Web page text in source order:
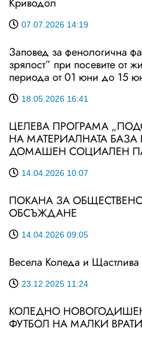
07.07.2026 14:19
Заповед за фенологична
зрялост” при посевите от
периода от 01 юни до 15
18.05.2026 16:41
ЦЕЛЕВА ПРОГРАМА
НА МАТЕРИАЛНАТА БАЗА
ДОМАШЕН СОЦИАЛЕН
14.04.2026 10:07
ПОКАНА ЗА
ОБСЪЖДАНЕ
14.04.2026 09:05
Весела Коледа и
23.12.2025 11:24
КОЛЕДНО
ФУТБОЛ НА МАЛКИ ВРАТИ